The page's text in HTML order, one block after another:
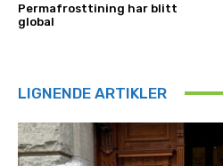
Permafrosttining har blitt
global
LIGNENDE ARTIKLER